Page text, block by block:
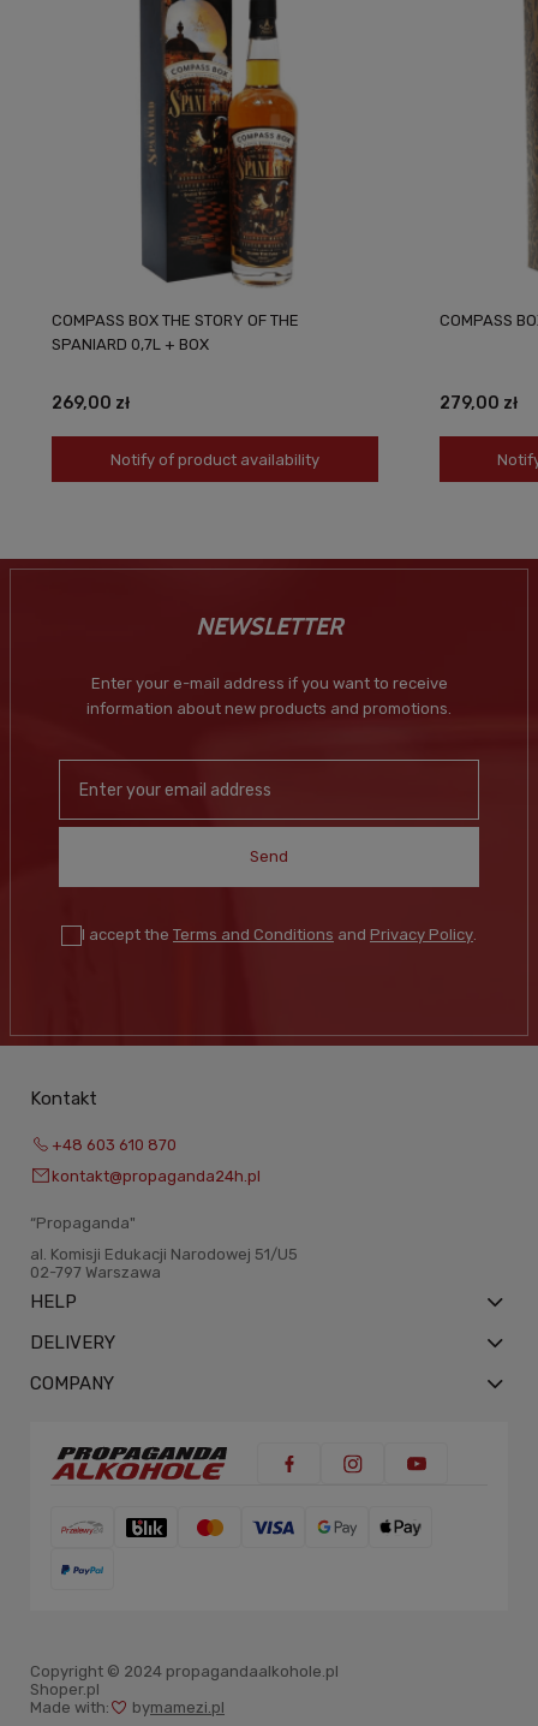
COMPASS BOX THE STORY OF THE
SPANIARD 0,7L + BOX
269,00 zł
Notify of product availability
COMPASS
279,00 zł
NEWSLETTER
Enter your e-mail address if you want to receive
information about new products and promotions.
Send
I accept the Terms and Conditions and Privacy Policy.
Kontakt
+48 603 610 870
kontakt@propaganda24h.pl
“Propaganda"
al. Komisji Edukacji Narodowej 51/U5
02-797 Warszawa
HELP
DELIVERY
COMPANY
Copyright © 2024 propagandaalkohole.pl
Shoper.pl
Made with:
bymamezi.pl